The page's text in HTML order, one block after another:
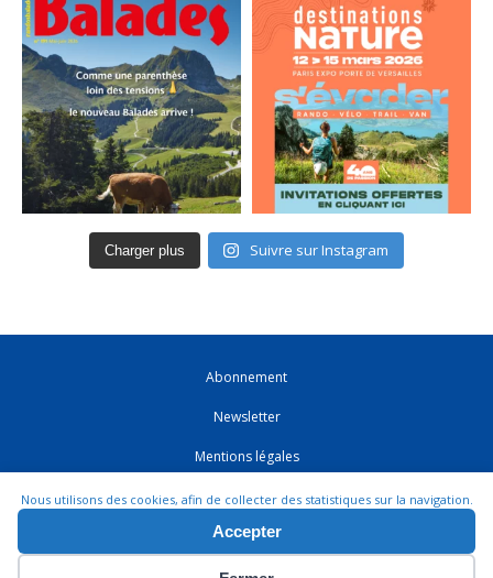
Charger plus Suivre sur Instagram
Abonnement
Newsletter
Mentions légales
CGV
Contact
Nous utilisons des cookies, afin de collecter des statistiques sur la navigation.
Accepter